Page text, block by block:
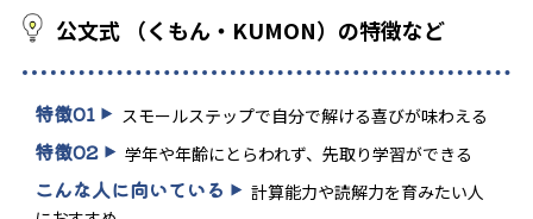
公文式 （くもん・KUMON）の特徴など
特徴01 スモールステップで自分で解ける喜びが味わえる
特徴02 学年や年齢にとらわれず、先取り学習ができる
こんな人に向いている
計算能力や読解力を育みたい人